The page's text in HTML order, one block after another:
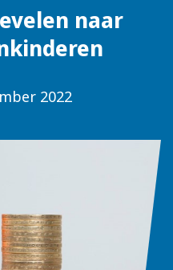
naar
2022